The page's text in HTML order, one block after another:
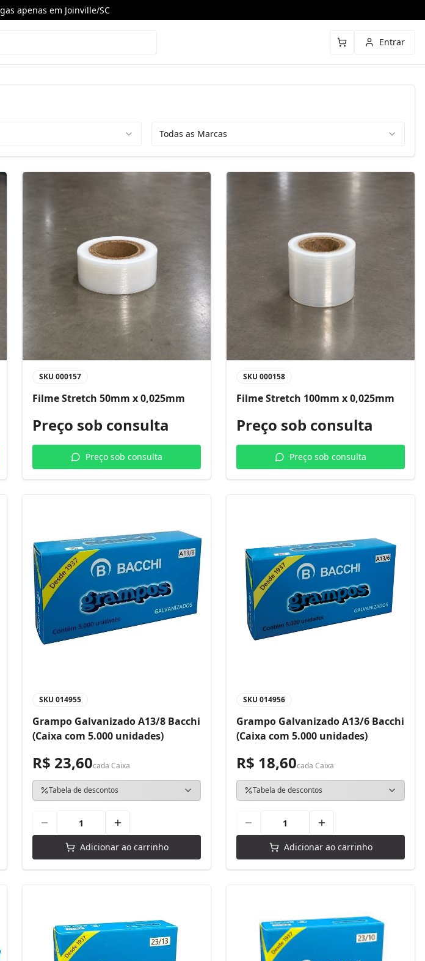
apenas em Joinville/SC
Entrar
Todas as Marcas
SKU 000157
Filme Stretch 50mm x 0,025mm
Preço sob consulta
Preço sob consulta
SKU 000158
Filme Stretch 100mm x 0,025mm
Preço sob consulta
Preço sob consulta
SKU 014955
Grampo Galvanizado A13/8 Bacchi
(Caixa com 5.000 unidades)
R$ 23,60cada Caixa
Tabela de descontos
Adicionar ao carrinho
SKU 014956
Grampo Galvanizado A13/6 Bacchi
(Caixa com 5.000 unidades)
R$ 18,60cada Caixa
Tabela de descontos
Adicionar ao carrinho